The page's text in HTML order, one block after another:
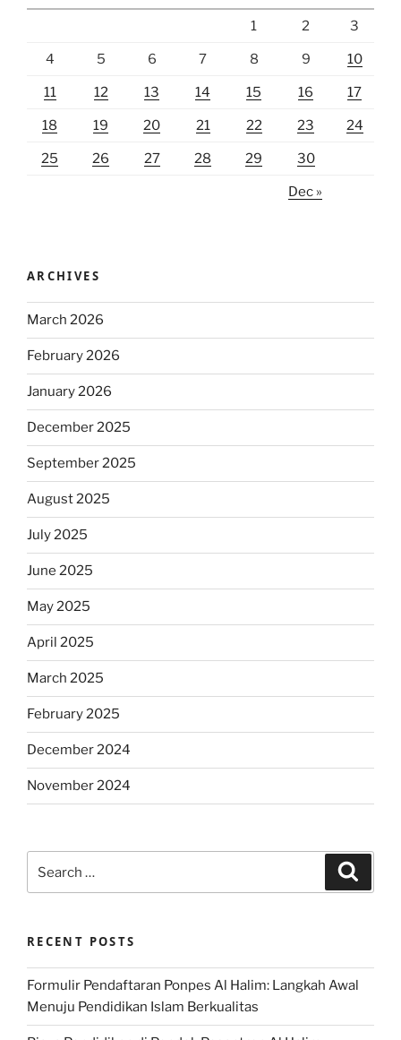
1 2 3
4 5 6 7 8 9 10
11 12 13 14 15 16 17
18 19 20 21 22 23 24
25 26 27 28 29 30
Dec »
ARCHIVES
March 2026
February 2026
January 2026
December 2025
September 2025
August 2025
July 2025
June 2025
May 2025
April 2025
March 2025
February 2025
December 2024
November 2024
for:
RECENT POSTS
Formulir Pendaftaran Ponpes Al Halim: Langkah Awal
Menuju Pendidikan Islam Berkualitas